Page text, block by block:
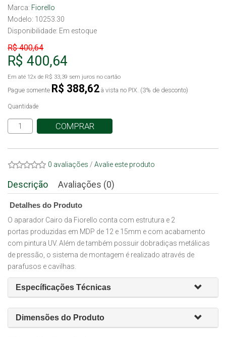
Marca: Fiorello
Modelo: 10253.30
Disponibilidade: Em estoque
R$ 400,64
R$ 400,64
Em até 12x de R$ 33,39 sem juros no cartão
Pague somente R$ 388,62 à vista no PIX. (3% de desconto)
Quantidade
COMPRAR
0 avaliações / Avalie este produto
Descrição Avaliações (0)
Detalhes do Produto
O aparador Cairo da Fiorello conta com estrutura e 2
portas produzidas em MDP de 12 e 15mm e com acabamento
com pintura UV. Além de também possuir dobradiças metálicas
de pressão, o sistema de montagem é realizado através de
parafusos e cavilhas.
Específicações Técnicas
Dimensões do Produto